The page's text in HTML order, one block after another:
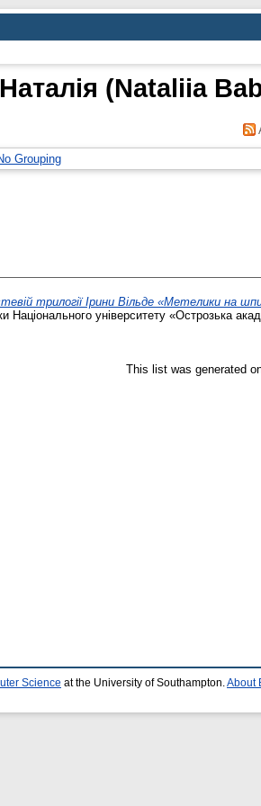
(Nataliia
Grouping
трилогії Ірини Вільде «Метелики на
Національного університету «Острозька
This list was generated
Science at the University of Southampton. About